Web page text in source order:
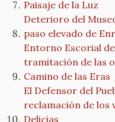
Paisaje de la Luz
Deterioro del
paso elevado de
Entorno Escorial
tramitación de las
Camino de las Eras
El Defensor del
reclamación de los
Delicias